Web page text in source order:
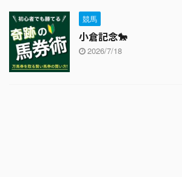
競馬
小倉記念🐎
2026/7/18